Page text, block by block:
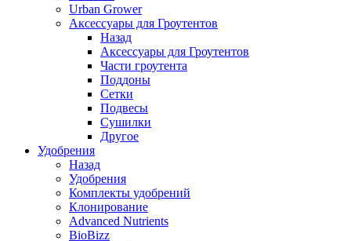
Urban Grower
Аксессуары для Гроутентов
Назад
Аксессуары для Гроутентов
Части гроутента
Поддоны
Сетки
Подвесы
Сушилки
Другое
Удобрения
Назад
Удобрения
Комплекты удобрений
Клонирование
Advanced Nutrients
BioBizz